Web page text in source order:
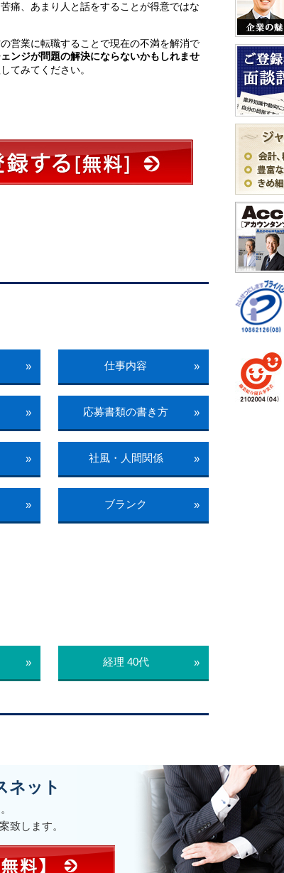
痛、あまり人と話をすることが得意ではな
営業に転職することで現在の不満を解消で
ンジが問題の解決にならないかもしれませ
てみてください。
» 仕事内容 »
» 応募書類の書き方 »
» 社風・人間関係 »
» ブランク »
» 経理 40代 »
ネット
致します。